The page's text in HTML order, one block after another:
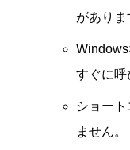
がありま
すぐに呼
ショー
ません。